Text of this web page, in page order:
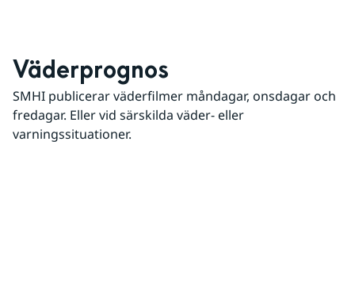
Väderprognos
SMHI publicerar väderfilmer måndagar, onsdagar och
fredagar. Eller vid särskilda väder- eller
varningssituationer.